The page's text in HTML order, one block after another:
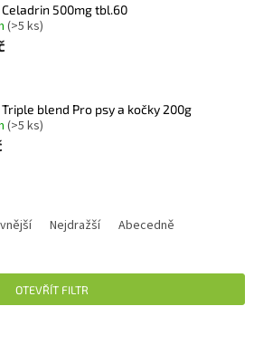
Celadrin 500mg tbl.60
(>5 ks)
Triple blend Pro psy a kočky 200g
(>5 ks)
Nejdražší Abecedně
OTEVŘÍT FILTR